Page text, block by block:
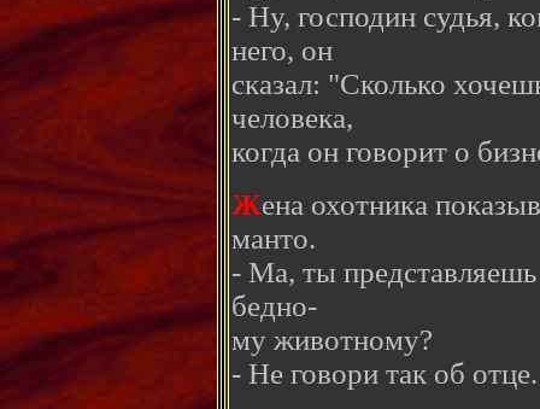
- Ну, господин судья,
него, он
сказал: "Сколько
человека,
когда он говорит о
Жена охотника
манто.
- Ма, ты представляешь
бедно-
му животному?
- Не говори так об отце.